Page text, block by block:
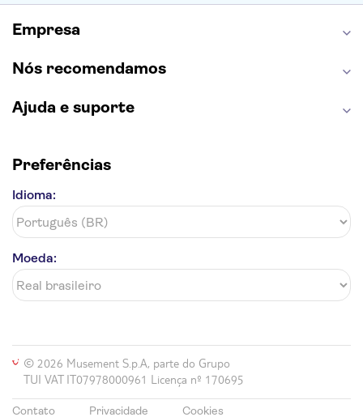
Empresa
Nós recomendamos
Ajuda e suporte
Preferências
Idioma:
Moeda:
© 2026 Musement S.p.A, parte do Grupo
TUI VAT IT07978000961 Licença nº 170695
Contato Privacidade Cookies